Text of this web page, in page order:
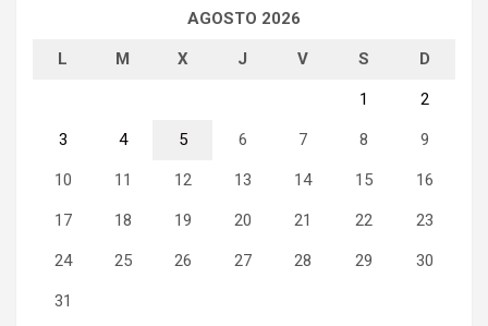
AGOSTO 2026
L M X J V S D
1 2
3 4 5 6 7 8 9
10 11 12 13 14 15 16
17 18 19 20 21 22 23
24 25 26 27 28 29 30
31